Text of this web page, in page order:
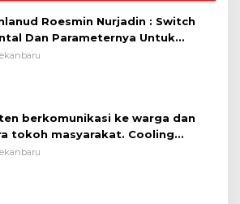
Roesmin Nurjadin : Switch
Dan Parameternya Untuk
✈
berkomunikasi ke warga dan
tokoh masyarakat. Cooling
OMP LK ²024 Polsek Rumbai,